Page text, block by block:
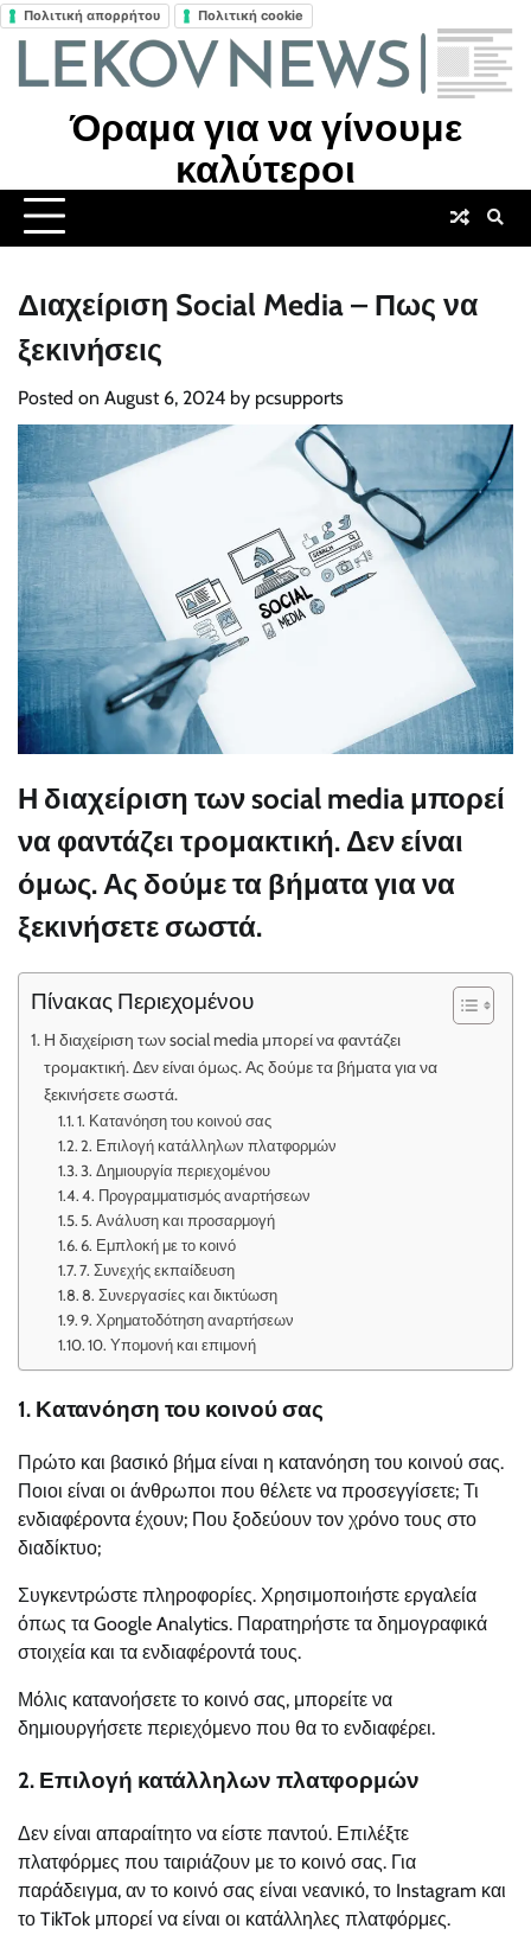
Πολιτική απορρήτου Πολιτική cookie
Skip
Όραμα για να γίνουμε
καλύτεροι
Διαχείριση Social Media – Πως να
ξεκινήσεις
Posted on August 6, 2024 by pcsupports
Η διαχείριση των social media μπορεί
να φαντάζει τρομακτική. Δεν είναι
όμως. Ας δούμε τα βήματα για να
ξεκινήσετε σωστά.
Πίνακας Περιεχομένου
Η διαχείριση των social media μπορεί να φαντάζει
τρομακτική. Δεν είναι όμως. Ας δούμε τα βήματα για να
ξεκινήσετε σωστά.
1. Κατανόηση του κοινού σας
2. Επιλογή κατάλληλων πλατφορμών
3. Δημιουργία περιεχομένου
4. Προγραμματισμός αναρτήσεων
5. Ανάλυση και προσαρμογή
6. Εμπλοκή με το κοινό
7. Συνεχής εκπαίδευση
8. Συνεργασίες και δικτύωση
9. Χρηματοδότηση αναρτήσεων
10. Υπομονή και επιμονή
1. Κατανόηση του κοινού σας
Πρώτο και βασικό βήμα είναι η κατανόηση του κοινού σας.
Ποιοι είναι οι άνθρωποι που θέλετε να προσεγγίσετε; Τι
ενδιαφέροντα έχουν; Που ξοδεύουν τον χρόνο τους στο
διαδίκτυο;
Συγκεντρώστε πληροφορίες. Χρησιμοποιήστε εργαλεία
όπως τα Google Analytics. Παρατηρήστε τα δημογραφικά
στοιχεία και τα ενδιαφέροντά τους.
Μόλις κατανοήσετε το κοινό σας, μπορείτε να
δημιουργήσετε περιεχόμενο που θα το ενδιαφέρει.
2. Επιλογή κατάλληλων πλατφορμών
Δεν είναι απαραίτητο να είστε παντού. Επιλέξτε
πλατφόρμες που ταιριάζουν με το κοινό σας. Για
παράδειγμα, αν το κοινό σας είναι νεανικό, το Instagram και
το TikTok μπορεί να είναι οι κατάλληλες πλατφόρμες.